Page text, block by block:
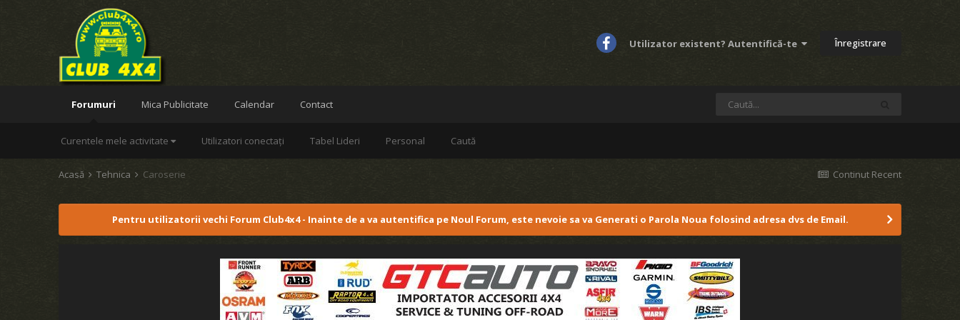
Utilizator existent? Autentifică-te Înregistrare
Forumuri
Curentele mele activitate Utilizatori conectați Tabel Lideri Personal Caută
Mica Publicitate Calendar Contact
Continut Recent
Acasă Tehnica Caroserie
Pentru utilizatorii vechi Forum Club4x4 - Inainte de a va autentifica pe Noul Forum, este nevoie sa va Generati o Parola Noua folosind adresa dvs de Email.